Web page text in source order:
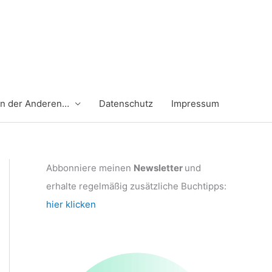
der Anderen… Datenschutz Impressum
Abbonniere meinen Newsletter und
erhalte regelmäßig zusätzliche Buchtipps:
hier klicken